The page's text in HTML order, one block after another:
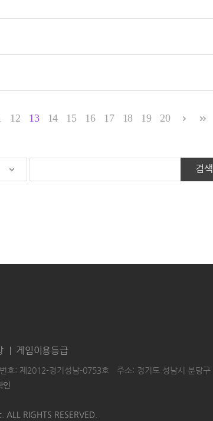
12 13 14 15 16 17 18 19 20
검색
게임이용등급
호: 제2012-경기성남-0753호
주소: 경기도 성남시 분당
RIGHTS RESERVED.